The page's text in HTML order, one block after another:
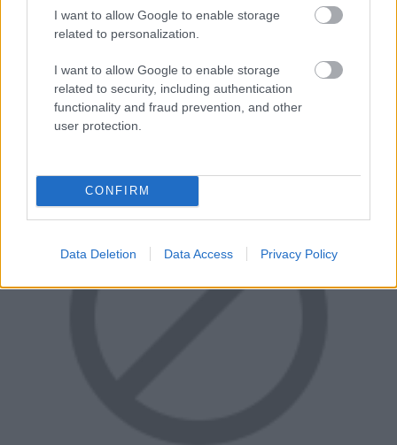
I want to allow Google to enable storage
related to personalization.
I want to allow Google to enable storage
related to security, including authentication
functionality and fraud prevention, and other
user protection.
CONFIRM
Data Deletion Data Access Privacy Policy
ötlet és jól megtervezett pálya gondoskodott arról a
nívóról, ami a Nintendo saját fejlesztésű játékait jellemzi.
A szellemirtó Luiginak azóta is bérelt helye van a
halloweeni válogatásokban, 2013-ban pedig megjelent a
folytatás is 3DS-re.